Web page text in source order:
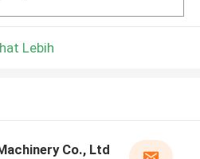
Lebih
Co., Ltd